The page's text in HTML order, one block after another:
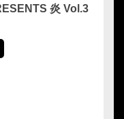
炎 Vol.3